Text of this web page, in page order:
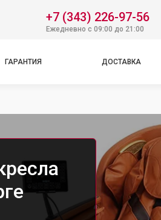
+7 (343) 226-97-56
Ежедневно с 09:00 до 21:00
ГАРАНТИЯ ДОСТАВКА